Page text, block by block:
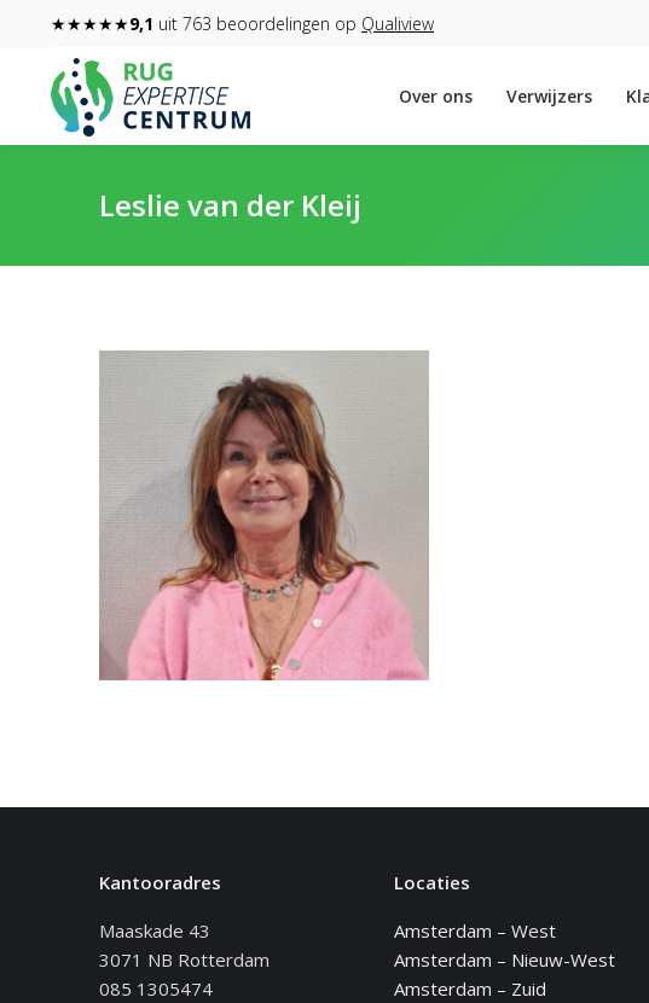
★★★★★9,1 uit 763 beoordelingen op Qualiview
Over ons Verwijzers
Leslie van der Kleij
Kantooradres
Maaskade 43
3071 NB Rotterdam
085 1305474
Locaties
Amsterdam – West
Amsterdam – Nieuw-West
Amsterdam – Zuid